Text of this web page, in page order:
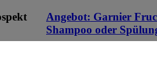
Angebot: Garnier
Shampoo oder